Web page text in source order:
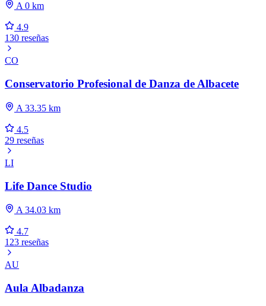
A 0 km
4.9
130 reseñas
CO
Conservatorio Profesional de Danza de Albacete
A 33.35 km
4.5
29 reseñas
LI
Life Dance Studio
A 34.03 km
4.7
123 reseñas
AU
Aula Albadanza